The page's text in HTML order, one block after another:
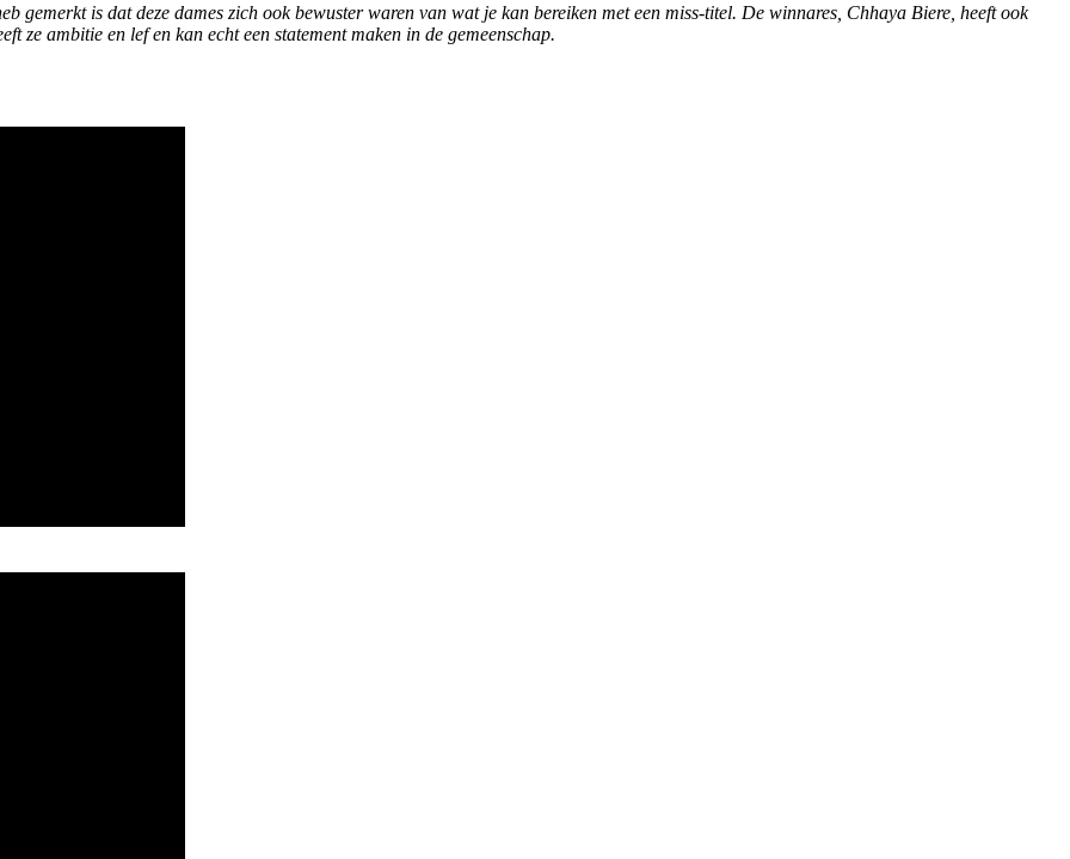
gemerkt is dat deze dames zich ook bewuster waren van wat je kan bereiken met een miss-titel. De winnares, Chhaya Biere, heeft ook
ze ambitie en lef en kan echt een statement maken in de gemeenschap.